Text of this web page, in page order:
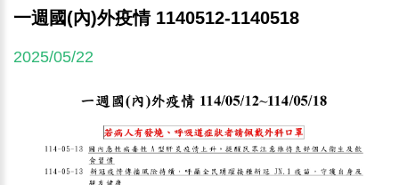
一週國(內)外疫情 1140512-1140518
2025/05/22